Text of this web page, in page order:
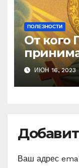
ПОЛЕЗНОСТИ
От кого
Ефрема
ИЮН 16, 2023
Ваш адрес